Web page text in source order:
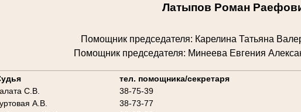
Латыпов Роман
Помощник председателя: Карелина Татьяна
Помощник председателя: Минеева Евгения
тел. помощника/секретаря
С.В.
38-75-39
А.В.
38-73-77